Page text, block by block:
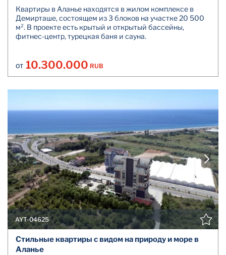
Квартиры в Аланье находятся в жилом комплексе в
Демирташе, состоящем из 3 блоков на участке 20 500
м². В проекте есть крытый и открытый бассейны,
фитнес-центр, турецкая баня и сауна.
ОТ 10.300.000 RUB
AYT-04625
Стильные квартиры с видом на природу и море в
Аланье